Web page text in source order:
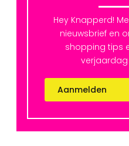
Hey Knapperd!
nieuwsbrief en
shopping tips
verjaardag
Aanmelden